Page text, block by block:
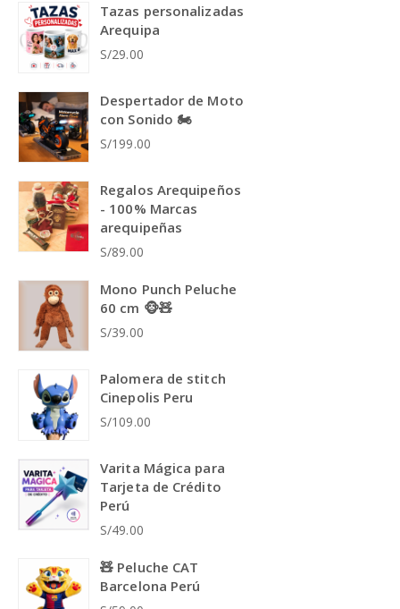
Tazas personalizadas
Arequipa
S/29.00
Despertador de Moto
con Sonido 🏍️
S/199.00
Regalos Arequipeños
- 100% Marcas
arequipeñas
S/89.00
Mono Punch Peluche
60 cm 🐵🧸
S/39.00
Palomera de stitch
Cinepolis Peru
S/109.00
Varita Mágica para
Tarjeta de Crédito
Perú
S/49.00
🧸 Peluche CAT
Barcelona Perú